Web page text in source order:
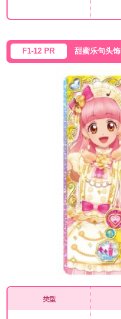
F1-12 PR 甜蜜乐句头饰
类型